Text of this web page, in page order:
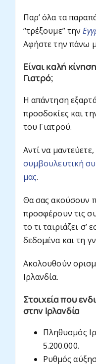
Παρ’ όλα τα
“τρέξουμε” την
Αφήστε την πάνω
Είναι καλή
Γιατρό;
Η απάντηση
προσδοκίες και
του Γιατρού.
Αντί να
συμβουλευτική
μας.
Θα σας ακούσουν
προσφέρουν τις
το τι ταιριάζει σ’
δεδομένα και τη
Ακολουθούν
Ιρλανδία.
Στοιχεία που
στην Ιρλανδία
Πληθυσμός
5.200.000.
Ρυθμός